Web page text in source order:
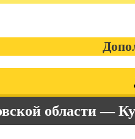
области —